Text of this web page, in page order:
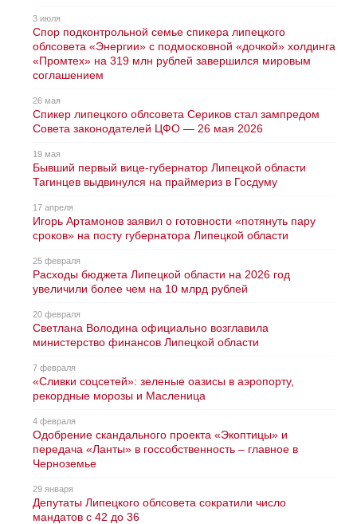
3 июля
Спор подконтрольной семье спикера липецкого
облсовета «Энергии» с подмосковной «дочкой» холдинга
«Промтех» на 319 млн рублей завершился мировым
соглашением
26 мая
Спикер липецкого облсовета Сериков стал зампредом
Совета законодателей ЦФО — 26 мая 2026
19 мая
Бывший первый вице-губернатор Липецкой области
Тагинцев выдвинулся на праймериз в Госдуму
17 апреля
Игорь Артамонов заявил о готовности «потянуть пару
сроков» на посту губернатора Липецкой области
25 февраля
Расходы бюджета Липецкой области на 2026 год
увеличили более чем на 10 млрд рублей
20 февраля
Светлана Володина официально возглавила
министерство финансов Липецкой области
7 февраля
«Сливки соцсетей»: зеленые оазисы в аэропорту,
рекордные морозы и Масленица
4 февраля
Одобрение скандального проекта «Экоптицы» и
передача «Ланты» в госсобственность – главное в
Черноземье
29 января
Депутаты Липецкого облсовета сократили число
мандатов с 42 до 36